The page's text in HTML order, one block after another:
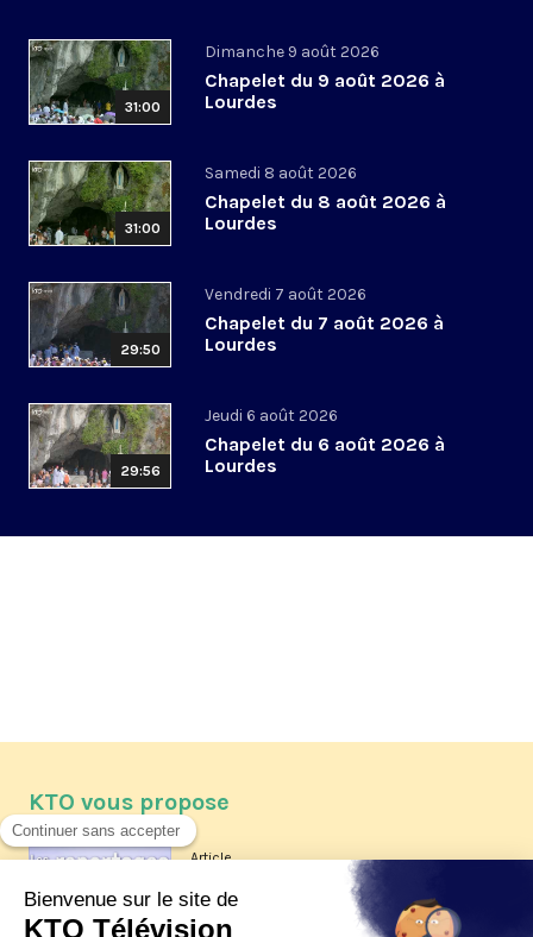
31:00
Dimanche 9 août 2026
Chapelet du 9 août 2026 à
Lourdes
31:00
Samedi 8 août 2026
Chapelet du 8 août 2026 à
Lourdes
29:50
Vendredi 7 août 2026
Chapelet du 7 août 2026 à
Lourdes
29:56
Jeudi 6 août 2026
Chapelet du 6 août 2026 à
Lourdes
KTO vous propose
Article
Les reportages d'été 2026 de KTO